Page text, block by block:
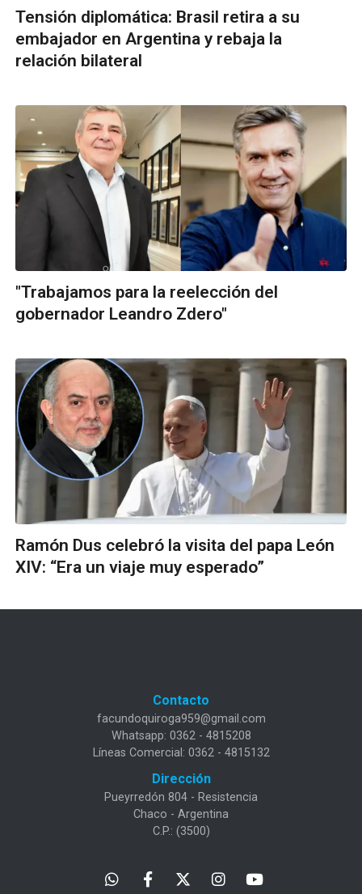
Tensión diplomática: Brasil retira a su
embajador en Argentina y rebaja la
relación bilateral
"Trabajamos para la reelección del
gobernador Leandro Zdero"
Ramón Dus celebró la visita del papa León
XIV: “Era un viaje muy esperado”
Contacto
facundoquiroga959@gmail.com
Whatsapp: 0362 - 4815208
Líneas Comercial: 0362 - 4815132
Dirección
Pueyrredón 804 - Resistencia
Chaco - Argentina
C.P.: (3500)